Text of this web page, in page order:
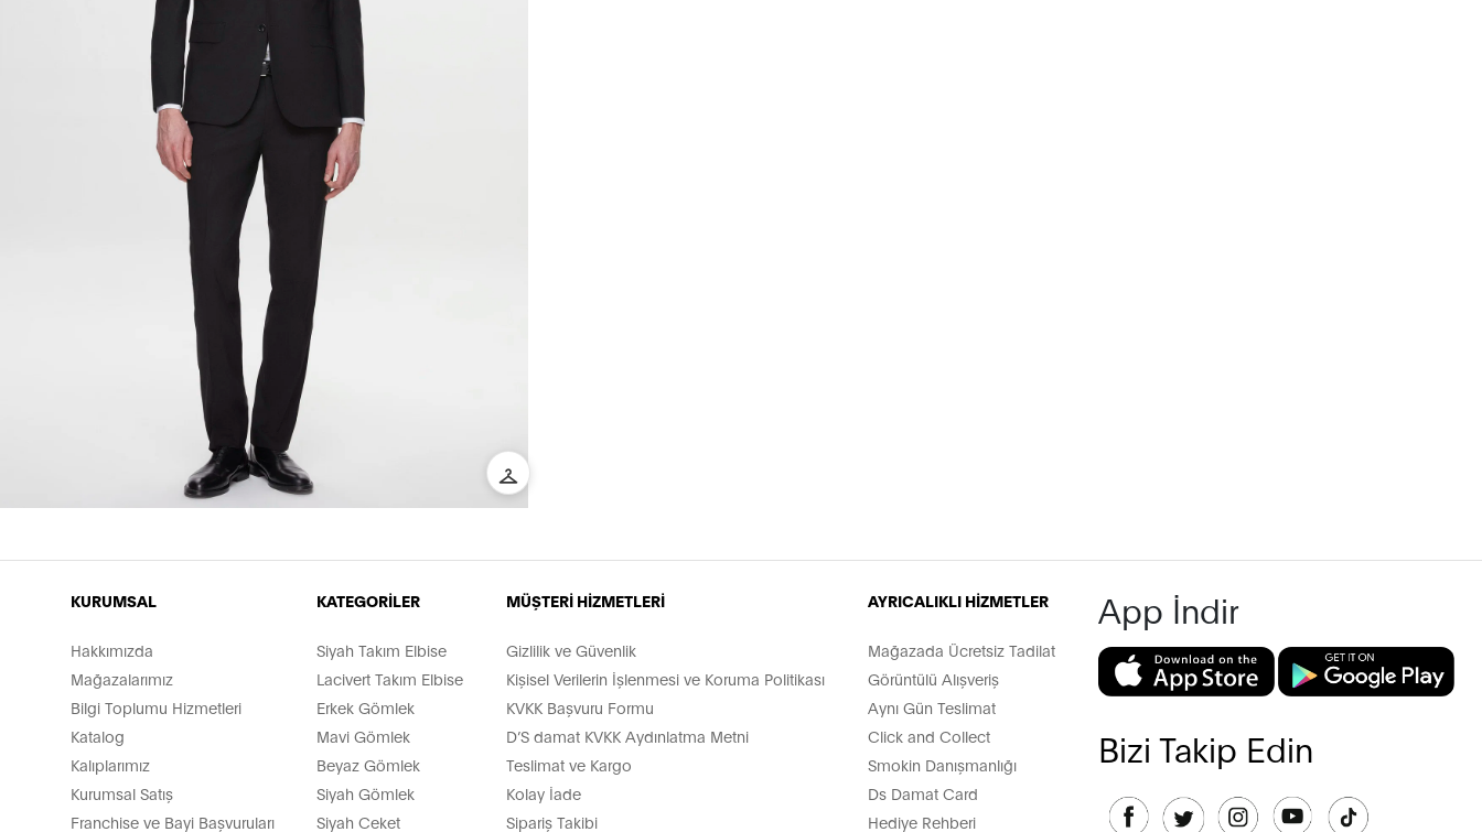
KURUMSAL
Hakkımızda
Mağazalarımız
Bilgi Toplumu Hizmetleri
Katalog
Kalıplarımız
Kurumsal Satış
Franchise ve Bayi Başvuruları
KATEGORİLER
Siyah Takım Elbise
Lacivert Takım Elbise
Erkek Gömlek
Mavi Gömlek
Beyaz Gömlek
Siyah Gömlek
Siyah Ceket
MÜŞTERİ HİZMETLERİ
Gizlilik ve Güvenlik
Kişisel Verilerin İşlenmesi ve Koruma Politikası
KVKK Başvuru Formu
D’S damat KVKK Aydınlatma Metni
Teslimat ve Kargo
Kolay İade
Sipariş Takibi
AYRICALIKLI HİZMETLER
Mağazada Ücretsiz Tadilat
Görüntülü Alışveriş
Aynı Gün Teslimat
Click and Collect
Smokin Danışmanlığı
Ds Damat Card
Hediye Rehberi
App İndir
Bizi Takip Edin